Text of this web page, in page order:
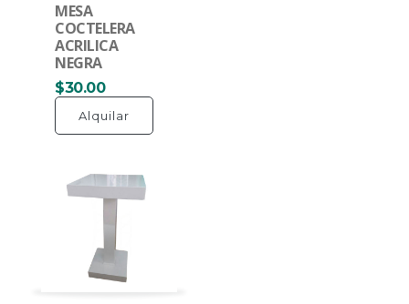
MESA
COCTELERA
ACRILICA
NEGRA
$30.00
Alquilar